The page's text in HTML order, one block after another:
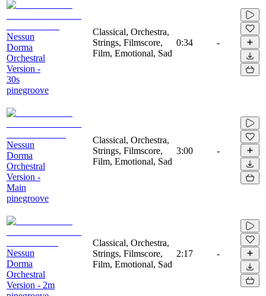
Nessun
Dorma
Orchestral
Version -
30s
pinegroove
Classical, Orchestra,
Strings, Filmscore,
Film, Emotional, Sad
0:34 -
Nessun
Dorma
Orchestral
Version -
Main
pinegroove
Classical, Orchestra,
Strings, Filmscore,
Film, Emotional, Sad
3:00 -
Nessun
Dorma
Orchestral
Version - 2m
Classical, Orchestra,
Strings, Filmscore,
Film, Emotional, Sad
2:17 -